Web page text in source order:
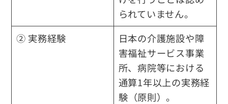
られていません。
② 実務経験
日本の介護施設や障
害福祉サービス事業
所、病院等における
通算1年以上の実務経
験 （原則）。